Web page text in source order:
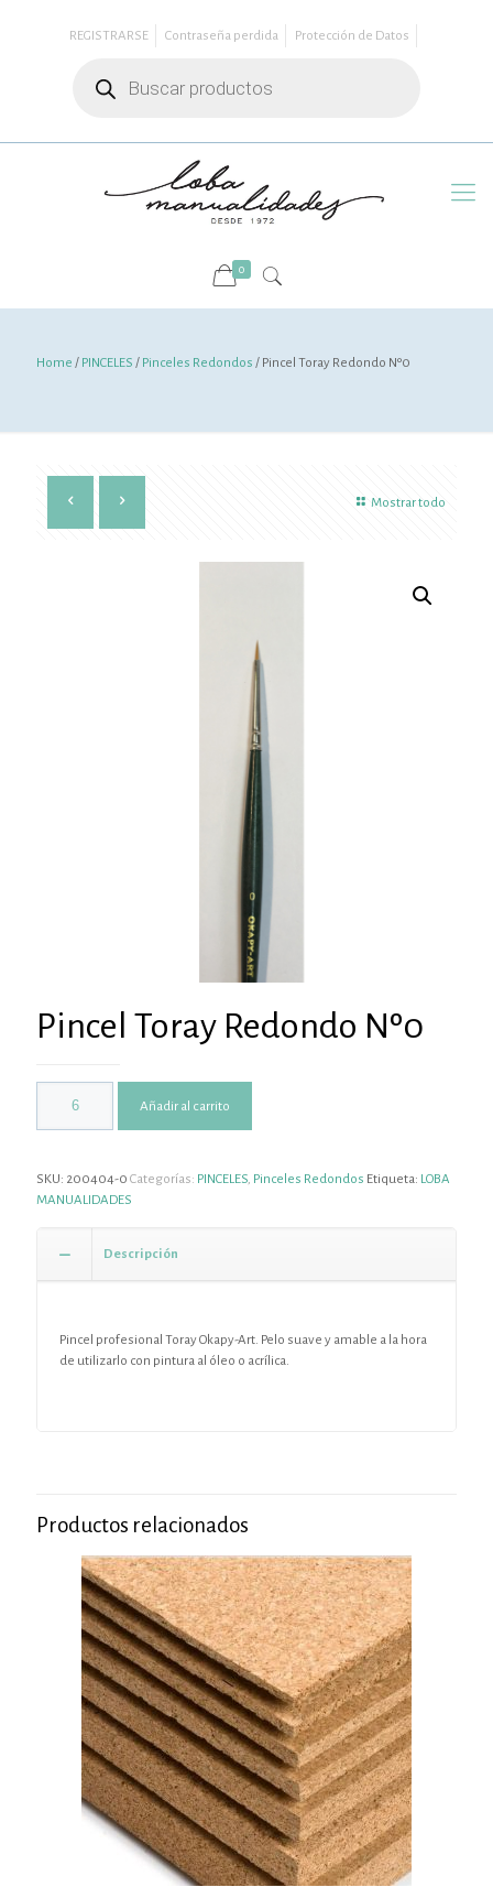
REGISTRARSE Contraseña perdida
Protección de Datos
productos
0
Home / PINCELES / Pinceles Redondos / Pincel Toray Redondo Nº0
Mostrar todo
Pincel Toray Redondo Nº0
Añadir al carrito
SKU: 200404-0 Categorías: PINCELES, Pinceles Redondos Etiqueta: LOBA
MANUALIDADES
Descripción
Pincel profesional Toray Okapy-Art. Pelo suave y amable a la hora
de utilizarlo con pintura al óleo o acrílica.
Productos relacionados